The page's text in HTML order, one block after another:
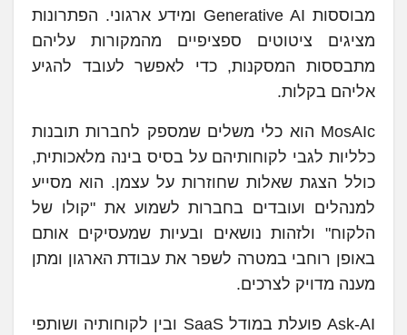
מבוססות Generative AI ומידע ארגוני. הפתרונות
מציגים ציטוטים ספציפיים מהמקורות עליהם
מתבססות המסקנות, כדי לאפשר לעובד להגיע
אליהם בקלות.
MosAIc הוא כלי משלים שמספק לחברות תובנות
כלליות לגבי לקוחותיהם על בסיס בינה מלאכותית,
כולל הצגת שאלות שחוזרות על עצמן. הוא מסייע
למנהלים ועובדים בחברות לשמוע את "קולו של
הלקוח" ולזהות נושאים ובעיות שמעסיקים אותם
באופן רוחבי במטרה לשפר את עבודת הארגון ומתן
מענה מדויק לצרכים.
Ask-AI פועלת במודל SaaS ובין לקוחותיה ושותפי